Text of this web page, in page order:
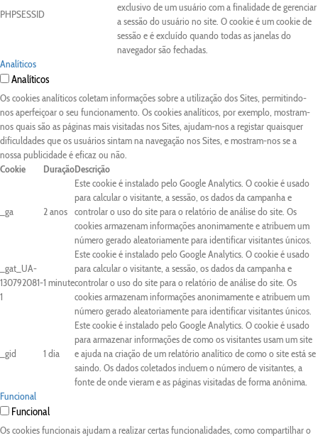
PHPSESSID
exclusivo de um usuário com a finalidade de gerenciar
a sessão do usuário no site. O cookie é um cookie de
sessão e é excluído quando todas as janelas do
navegador são fechadas.
Analíticos
Analíticos
Os cookies analíticos coletam informações sobre a utilização dos Sites, permitindo-
nos aperfeiçoar o seu funcionamento. Os cookies analíticos, por exemplo, mostram-
nos quais são as páginas mais visitadas nos Sites, ajudam-nos a registar quaisquer
dificuldades que os usuários sintam na navegação nos Sites, e mostram-nos se a
nossa publicidade é eficaz ou não.
Cookie
DuraçãoDescrição
_ga 2 anos
Este cookie é instalado pelo Google Analytics. O cookie é usado
para calcular o visitante, a sessão, os dados da campanha e
controlar o uso do site para o relatório de análise do site. Os
cookies armazenam informações anonimamente e atribuem um
número gerado aleatoriamente para identificar visitantes únicos.
_gat_UA-
130792081-
1
1 minute
Este cookie é instalado pelo Google Analytics. O cookie é usado
para calcular o visitante, a sessão, os dados da campanha e
controlar o uso do site para o relatório de análise do site. Os
cookies armazenam informações anonimamente e atribuem um
número gerado aleatoriamente para identificar visitantes únicos.
_gid 1 dia
Este cookie é instalado pelo Google Analytics. O cookie é usado
para armazenar informações de como os visitantes usam um site
e ajuda na criação de um relatório analítico de como o site está se
saindo. Os dados coletados incluem o número de visitantes, a
fonte de onde vieram e as páginas visitadas de forma anônima.
Funcional
Funcional
Os cookies funcionais ajudam a realizar certas funcionalidades, como compartilhar o